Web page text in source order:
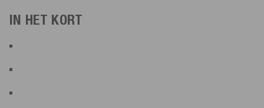
IN HET KORT